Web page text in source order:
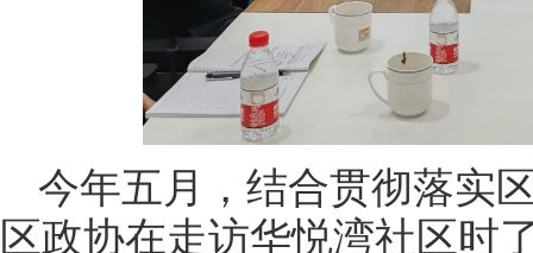
今年五月，结合贯彻落实
区政协在走访华悦湾社区时